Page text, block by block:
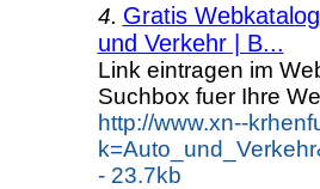
4. Gratis
und Verkehr | B...
Link eintragen im
Suchbox fuer Ihre
http://www.xn--
- 23.7kb